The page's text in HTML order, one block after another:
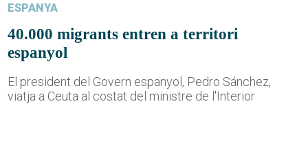
ESPANYA
40.000 migrants entren a territori
espanyol
El president del Govern espanyol, Pedro Sánchez,
viatja a Ceuta al costat del ministre de l'Interior